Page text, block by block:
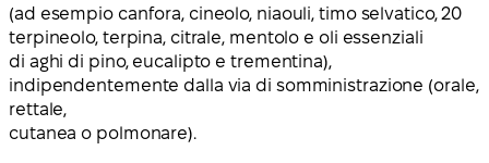
(ad esempio canfora, cineolo, niaouli, timo selvatico, 20
terpineolo, terpina, citrale, mentolo e oli essenziali
di aghi di pino, eucalipto e trementina),
indipendentemente dalla via di somministrazione (orale,
rettale,
cutanea o polmonare).